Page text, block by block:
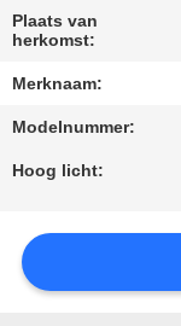
ONS
NIEUWS
VERZOEK
CITAAT
Plaats van
herkomst:
Merknaam:
Modelnummer:
Hoog licht: